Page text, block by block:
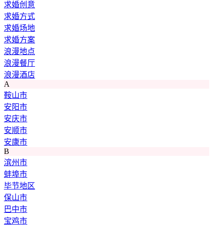
求婚创意
求婚方式
求婚场地
求婚方案
浪漫地点
浪漫餐厅
浪漫酒店
A
鞍山市
安阳市
安庆市
安顺市
安康市
B
滨州市
蚌埠市
毕节地区
保山市
巴中市
宝鸡市